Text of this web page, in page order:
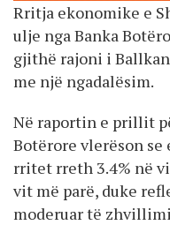
Rritja ekonomike e
ulje nga Banka
gjithë rajoni i
me një ngadalësim.
Në raportin e prillit
Botërore vlerëson
rritet rreth 3.4% në
vit më parë, duke
moderuar të